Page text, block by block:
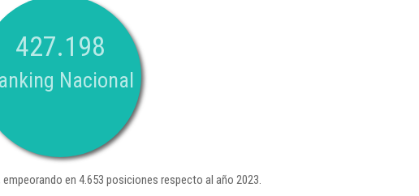
427.198
Nacional
empeorando en 4.653 posiciones respecto al año 2023.